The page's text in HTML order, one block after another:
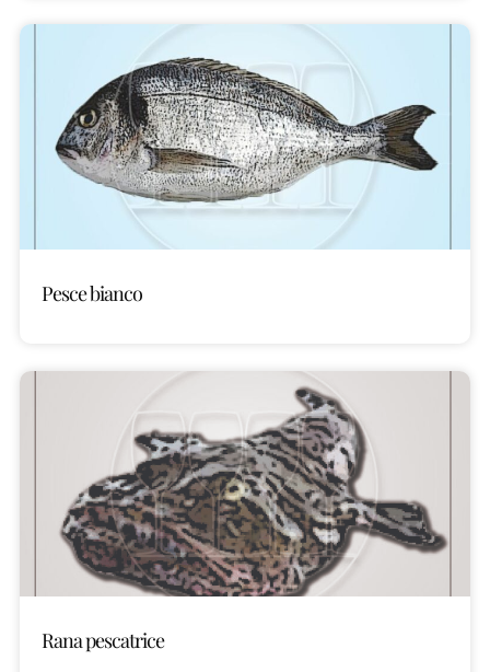
Pesce bianco
Rana pescatrice